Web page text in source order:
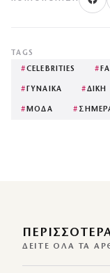
TAGS
#CELEBRITIES #
# ΓΥΝΑΙΚΑ #ΔΙΚΗ
# ΜΟΔΑ #
ΔΕΊΤΕ ΌΛΑ ΤΑ